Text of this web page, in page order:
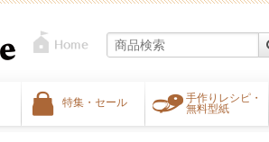
特集・セール
手作りレシピ・
無料型紙